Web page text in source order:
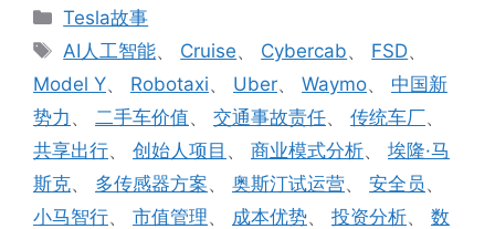
分
类
Tesla故事
标
签
AI人工智能、 Cruise、 Cybercab、 FSD、
Model Y、 Robotaxi、 Uber、 Waymo、 中国新
势力 、 二手车价值、 交通事故责任、 传统车厂、
共享出行、 创始人项目 、 商业模式分析、 埃隆·马
斯克、 多传感器方案、 奥斯汀试运营、 安全员 、
小马智行、 市值管理、 成本优势、 投资分析、 数